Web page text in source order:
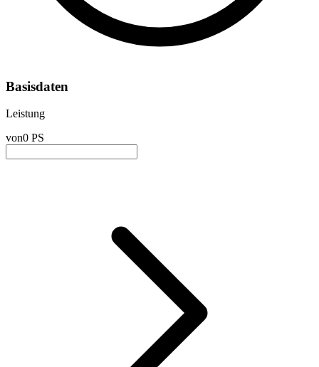
Basisdaten
Leistung
von0 PS